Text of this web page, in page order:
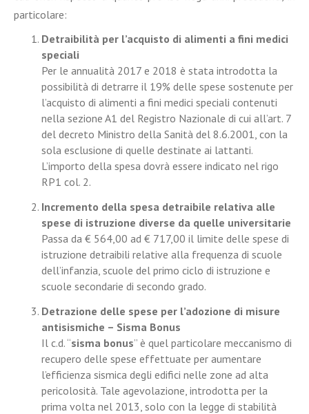
particolare:
Detraibilità per l’acquisto di alimenti a fini medici
speciali
Per le annualità 2017 e 2018 è stata introdotta la
possibilità di detrarre il 19% delle spese sostenute per
l’acquisto di alimenti a fini medici speciali contenuti
nella sezione A1 del Registro Nazionale di cui all’art. 7
del decreto Ministro della Sanità del 8.6.2001, con la
sola esclusione di quelle destinate ai lattanti.
L’importo della spesa dovrà essere indicato nel rigo
RP1 col. 2.
Incremento della spesa detraibile relativa alle
spese di istruzione diverse da quelle universitarie
Passa da € 564,00 ad € 717,00 il limite delle spese di
istruzione detraibili relative alla frequenza di scuole
dell’infanzia, scuole del primo ciclo di istruzione e
scuole secondarie di secondo grado.
Detrazione delle spese per l’adozione di misure
antisismiche – Sisma Bonus
Il c.d. “sisma bonus” è quel particolare meccanismo di
recupero delle spese effettuate per aumentare
l’efficienza sismica degli edifici nelle zone ad alta
pericolosità. Tale agevolazione, introdotta per la
prima volta nel 2013, solo con la legge di stabilità